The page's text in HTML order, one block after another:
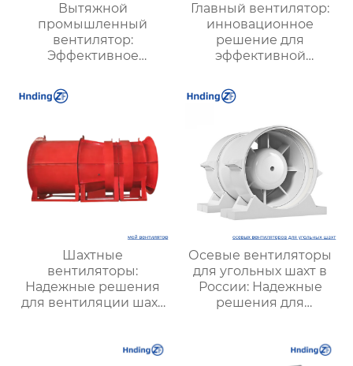
Вытяжной
промышленный
вентилятор:
Эффективное
надежной вентиляции
Главный вентилятор:
инновационное
решение для
эффективной
оптимизации работы
Шахтные
вентиляторы:
Надежные решения
для вентиляции шахт
Осевые вентиляторы
для угольных шахт в
России: Надежные
решения для
безопасности